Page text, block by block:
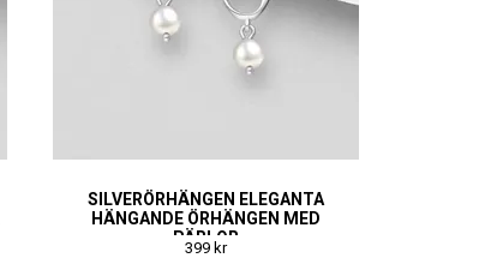
SILVERÖRHÄNGEN ELEGANTA
HÄNGANDE ÖRHÄNGEN MED
PÄRLOR
399 kr